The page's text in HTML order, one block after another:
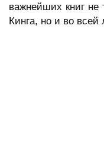
важнейших книг не
Кинга, но и во всей